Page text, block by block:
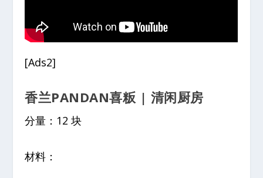
[Ads2]
香兰PANDAN喜粄 | 清闲厨房
分量：12 块
材料：